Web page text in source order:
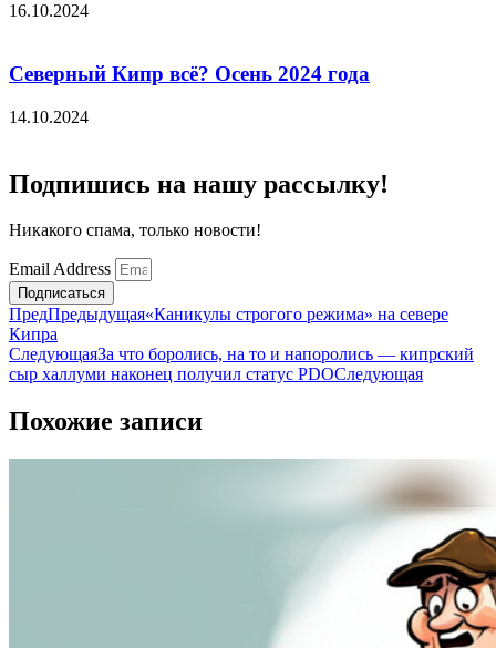
16.10.2024
Северный Кипр всё? Осень 2024 года
14.10.2024
Подпишись на нашу рассылку!
Никакого спама, только новости!
Email Address
Подписаться
ПредПредыдущая«Каникулы строгого режима» на севере
Кипра
СледующаяЗа что боролись, на то и напоролись — кипрский
сыр халлуми наконец получил статус PDOСледующая
Похожие записи